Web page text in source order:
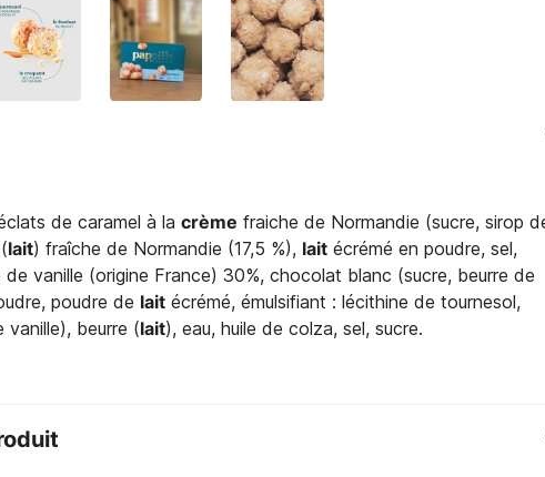
de caramel à la crème fraiche de Normandie (sucre, sirop
(lait) fraîche de Normandie (17,5 %), lait écrémé en poudre, sel,
vanille (origine France) 30%, chocolat blanc (sucre, beurre de
poudre de lait écrémé, émulsifiant : lécithine de tournesol,
vanille), beurre (lait), eau, huile de colza, sel, sucre.